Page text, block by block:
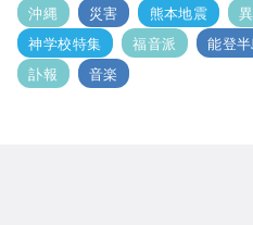
沖縄
災害 熊本地震
神学校特集
福音派 能登
訃報
音楽